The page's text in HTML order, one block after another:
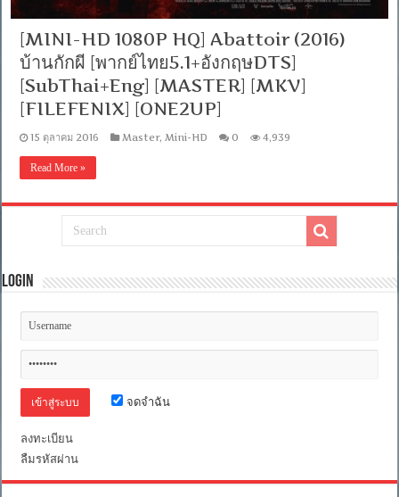
[MINI-HD 1080P HQ] Abattoir (2016)
บ้านกักผี [พากย์ไทย5.1+อังกฤษDTS]
[SubThai+Eng] [MASTER] [MKV]
[FILEFENIX] [ONE2UP]
15 ตุลาคม 2016 Master,Mini-HD 0 4,939
Read More »
Login
จดจำฉัน
ลงทะเบียน
ลืมรหัสผ่าน